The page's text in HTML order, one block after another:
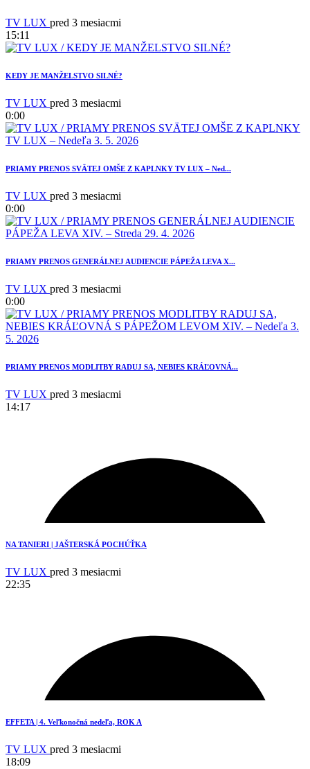
1
TV LUX pred 3 mesiacmi
15:11
KEDY JE MANŽELSTVO SILNÉ?
TV LUX pred 3 mesiacmi
0:00
PRIAMY PRENOS SVÄTEJ OMŠE Z KAPLNKY TV LUX – Ned...
TV LUX pred 3 mesiacmi
0:00
PRIAMY PRENOS GENERÁLNEJ AUDIENCIE PÁPEŽA LEVA X...
TV LUX pred 3 mesiacmi
0:00
PRIAMY PRENOS MODLITBY RADUJ SA, NEBIES KRÁĽOVNÁ...
TV LUX pred 3 mesiacmi
14:17
1
NA TANIERI | JAŠTERSKÁ POCHÚŤKA
TV LUX pred 3 mesiacmi
22:35
EFFETA | 4. Veľkonočná nedeľa, ROK A
TV LUX pred 3 mesiacmi
18:09